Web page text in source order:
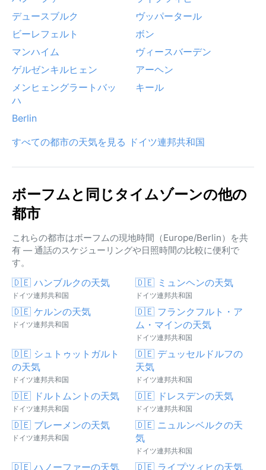
デュースブルク
ヴッパータール
ビーレフェルト
ボン
マンハイム
ヴィースバーデン
ゲルゼンキルヒェン
アーヘン
メンヒェングラートバッ
ハ
キール
Berlin
すべての都市の天気を見る ドイツ連邦共和国
ボーフムと同じタイムゾーンの他の
都市
これらの都市はボーフムの現地時間（Europe/Berlin）を共
有 — 通話のスケジューリングや日照時間の比較に便利で
す。
🇩🇪 ハンブルクの天気
ドイツ連邦共和国
🇩🇪 ミュンヘンの天気
ドイツ連邦共和国
🇩🇪 ケルンの天気
ドイツ連邦共和国
🇩🇪 フランクフルト・ア
ム・マインの天気
ドイツ連邦共和国
🇩🇪 シュトゥットガルト
の天気
ドイツ連邦共和国
🇩🇪 デュッセルドルフの
天気
ドイツ連邦共和国
🇩🇪 ドルトムントの天気
ドイツ連邦共和国
🇩🇪 ドレスデンの天気
ドイツ連邦共和国
🇩🇪 ブレーメンの天気
ドイツ連邦共和国
🇩🇪 ニュルンベルクの天
気
ドイツ連邦共和国
🇩🇪 ハノーファーの天気 🇩🇪 ライプツィヒの天気